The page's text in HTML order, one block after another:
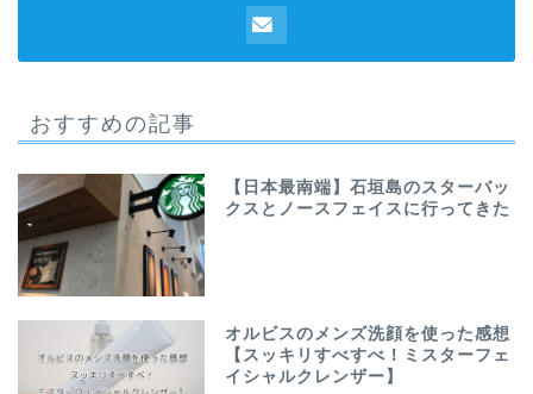
おすすめの記事
【日本最南端】石垣島のスターバッ
クスとノースフェイスに行ってきた
オルビスのメンズ洗顔を使った感想
【スッキリすべすべ！ミスターフェ
イシャルクレンザー】